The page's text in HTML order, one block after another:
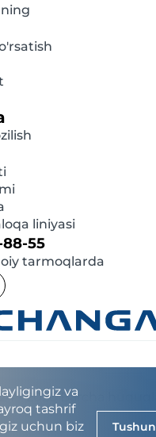
liniyasi
88-55
tarmoqlarda
- 2026 Barcha
LIFESTYLE
va
tashrif
uchun biz